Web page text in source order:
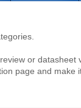
or datasheet
page and make